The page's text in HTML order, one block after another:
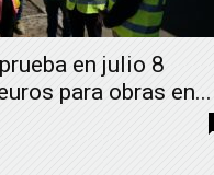
en julio 8
para obras en...